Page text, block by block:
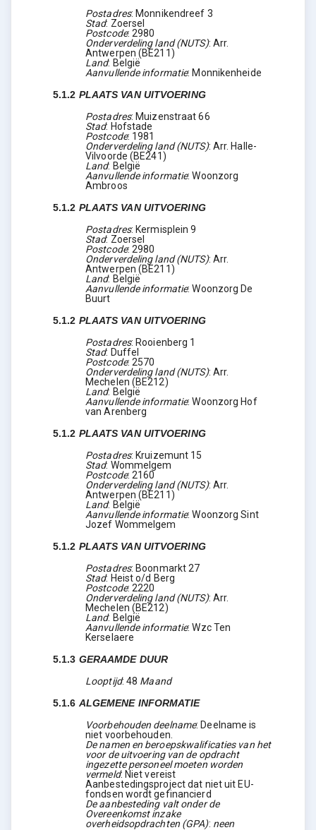
Postadres: Monnikendreef 3
Stad: Zoersel
Postcode:2980
Onderverdeling land (NUTS): Arr.
Antwerpen (BE211)
Land: België
Aanvullende informatie: Monnikenheide
5.1.2 PLAATS VAN UITVOERING
Postadres: Muizenstraat 66
Stad: Hofstade
Postcode: 1981
Onderverdeling land (NUTS): Arr. Halle-
Vilvoorde (BE241)
Land: België
Aanvullende informatie:Woonzorg
Ambroos
5.1.2 PLAATS VAN UITVOERING
Postadres: Kermisplein 9
Stad: Zoersel
Postcode:2980
Onderverdeling land (NUTS): Arr.
Antwerpen (BE211)
Land: België
Aanvullende informatie:Woonzorg De
Buurt
5.1.2 PLAATS VAN UITVOERING
Postadres: Rooienberg 1
Stad: Duffel
Postcode:2570
Onderverdeling land (NUTS): Arr.
Mechelen (BE212)
Land: België
Aanvullende informatie:Woonzorg Hof
van Arenberg
5.1.2 PLAATS VAN UITVOERING
Postadres: Kruizemunt 15
Stad: Wommelgem
Postcode:2160
Onderverdeling land (NUTS): Arr.
Antwerpen (BE211)
Land: België
Aanvullende informatie:Woonzorg Sint
Jozef Wommelgem
5.1.2 PLAATS VAN UITVOERING
Postadres: Boonmarkt 27
Stad: Heist o/d Berg
Postcode:2220
Onderverdeling land (NUTS): Arr.
Mechelen (BE212)
Land: België
Aanvullende informatie:Wzc Ten
Kerselaere
5.1.3 GERAAMDE DUUR
Looptijd:48 Maand
5.1.6 ALGEMENE INFORMATIE
Voorbehouden deelname: Deelname is
niet voorbehouden.
De namen en beroepskwalificaties van het
voor de uitvoering van de opdracht
ingezette personeel moeten worden
vermeld: Niet vereist
Aanbestedingsproject dat niet uit EU-
fondsen wordt gefinancierd
De aanbesteding valt onder de
Overeenkomst inzake
overheidsopdrachten (GPA): neen